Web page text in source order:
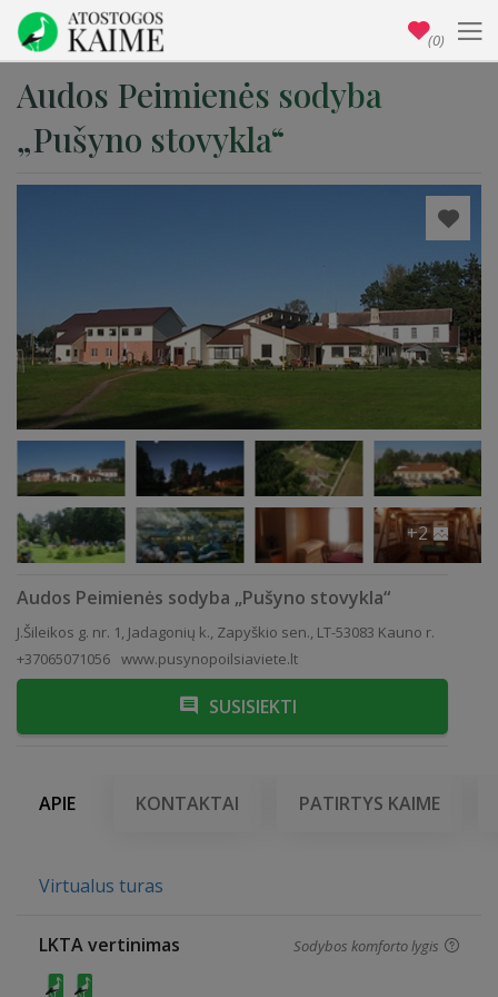
Audos Peimienės sodyba
„Pušyno stovykla“
+2
Audos Peimienės sodyba „Pušyno stovykla“
J.Šileikos g. nr. 1, Jadagonių k., Zapyškio sen., LT-53083 Kauno r.
+37065071056 www.pusynopoilsiaviete.lt
SUSISIEKTI
APIE KONTAKTAI PATIRTYS KAIME
Virtualus turas
LKTA vertinimas Sodybos komforto lygis
(0)